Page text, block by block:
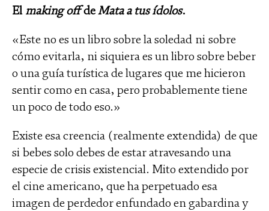
El making offdeMata a tus ídolos.
«Este no es un libro sobre la soledad ni sobre
cómo evitarla, ni siquiera es un libro sobre beber
o una guía turística de lugares que me hicieron
sentir como en casa, pero probablemente tiene
un poco de todo eso.»
Existe esa creencia (realmente extendida) de que
si bebes solo debes de estar atravesando una
especie de crisis existencial. Mito extendido por
el cine americano, que ha perpetuado esa
imagen de perdedor enfundado en gabardina y